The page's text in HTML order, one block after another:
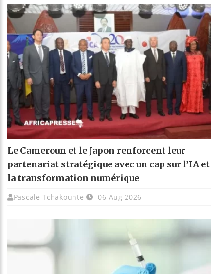
Le Cameroun et le Japon renforcent leur
partenariat stratégique avec un cap sur l’IA et
la transformation numérique
Pascale Tchakounte 06 Aug 2026